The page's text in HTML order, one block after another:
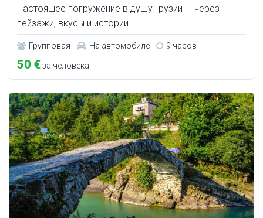
Настоящее погружение в душу Грузии — через
пейзажи, вкусы и истории.
Групповая На автомобиле 9 часов
50 €за человека